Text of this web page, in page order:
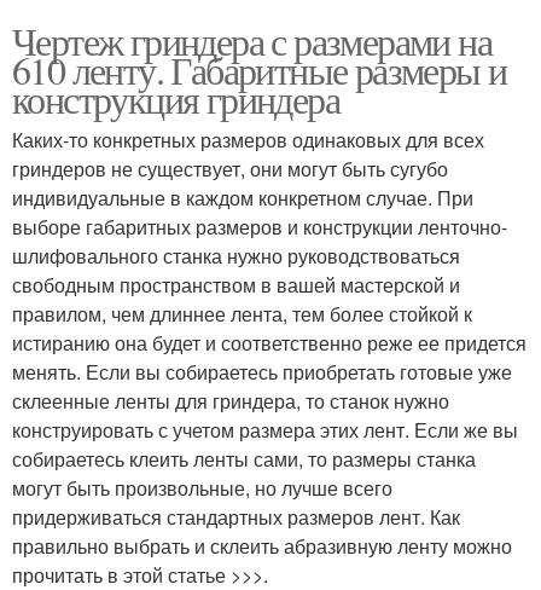
Чертеж гриндера с размерами на
610 ленту. Габаритные размеры и
конструкция гриндера
Каких-то конкретных размеров одинаковых для всех
гриндеров не существует, они могут быть сугубо
индивидуальные в каждом конкретном случае. При
выборе габаритных размеров и конструкции ленточно-
шлифовального станка нужно руководствоваться
свободным пространством в вашей мастерской и
правилом, чем длиннее лента, тем более стойкой к
истиранию она будет и соответственно реже ее придется
менять. Если вы собираетесь приобретать готовые уже
склеенные ленты для гриндера, то станок нужно
конструировать с учетом размера этих лент. Если же вы
собираетесь клеить ленты сами, то размеры станка
могут быть произвольные, но лучше всего
придерживаться стандартных размеров лент. Как
правильно выбрать и склеить абразивную ленту можно
прочитать в этой статье >>>.